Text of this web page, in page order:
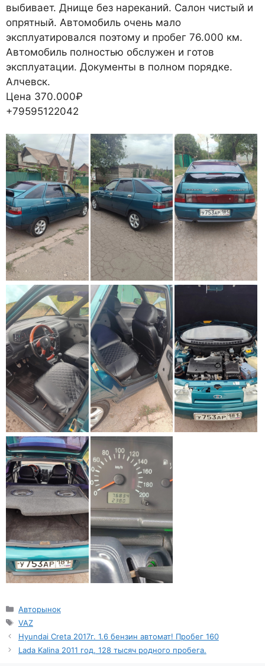
выбивает. Днище без нареканий. Салон чистый и
опрятный. Автомобиль очень мало
эксплуатировался поэтому и пробег 76.000 км.
Автомобиль полностью обслужен и готов
эксплуатации. Документы в полном порядке.
Алчевск.
Цена 370.000₽
+79595122042
Рубрики
Авторынок
Метки
VAZ
Hyundai Creta 2017г. 1.6 бензин автомат! Пробег 160
Lada Kalina 2011 год, 128 тысяч родного пробега.